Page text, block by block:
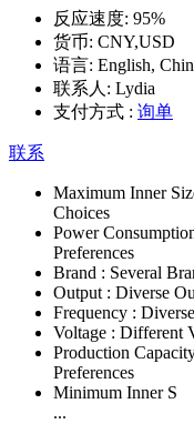
反应速度: 95%
货币: CNY,USD
语言: English,
联系人: Lydia
支付方式 : 询单
联系
Maximum Inner
Choices
Power
Preferences
Brand : Several
Output : Diverse
Frequency :
Voltage : Different
Production
Preferences
Minimum Inner S
...